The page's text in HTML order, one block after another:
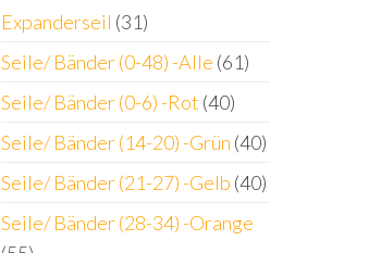
Expanderseil (31)
Seile/ Bänder (0-48) -Alle (61)
Seile/ Bänder (0-6) -Rot (40)
Seile/ Bänder (14-20) -Grün (40)
Seile/ Bänder (21-27) -Gelb (40)
Seile/ Bänder (28-34) -Orange